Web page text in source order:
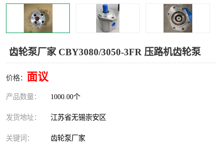
齿轮泵厂家 CBY3080/3050-3FR 压路机齿轮泵
价格： 面议
产品数量： 1000.00个
发货地址： 江苏省无锡崇安区
关键词： 齿轮泵厂家